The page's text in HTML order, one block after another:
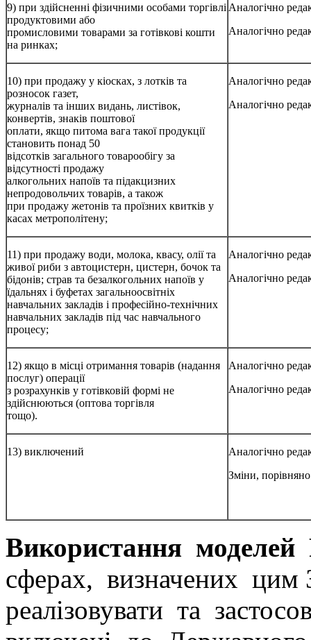
9) при здійсненні фізичними особами торгівлі
продуктовими або
промисловими товарами за готівкові кошти
на ринках;
Аналогічно
Аналогічно
10) при продажу у кіосках, з лотків та
розносок газет,
журналів та інших видань, листівок,
конвертів, знаків поштової
оплати, якщо питома вага такої продукції
становить понад 50
відсотків загального товарообігу за
відсутності продажу
алкогольних напоїв та підакцизних
непродовольчих товарів, а також
при продажу жетонів та проїзних квитків у
касах метрополітену;
Аналогічно
Аналогічно
11) при продажу води, молока, квасу, олії та
живої риби з автоцистерн, цистерн, бочок та
бідонів; страв та безалкогольних напоїв у
їдальнях і буфетах загальноосвітніх
навчальних закладів і професійно-технічних
навчальних закладів під час навчального
процесу;
Аналогічно
Аналогічно
12) якщо в місці отримання товарів (надання
послуг) операції
з розрахунків у готівковій формі не
здійснюються (оптова торгівля
тощо).
Аналогічно
Аналогічно
13) виключений
Аналогічно
Зміни,
Використання
сферах, визначених цим
реалізовувати та